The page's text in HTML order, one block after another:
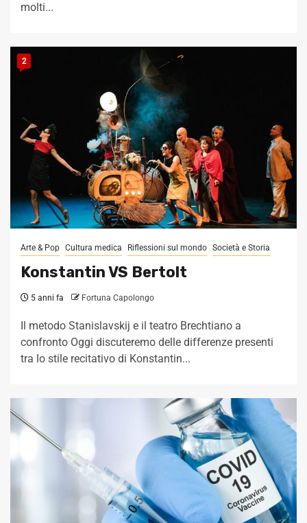
molti...
2
Arte & Pop Cultura medica Riflessioni sul mondo Società e Storia
Konstantin VS Bertolt
5 anni fa Fortuna Capolongo
Il metodo Stanislavskij e il teatro Brechtiano a
confronto Oggi discuteremo delle differenze presenti
tra lo stile recitativo di Konstantin...